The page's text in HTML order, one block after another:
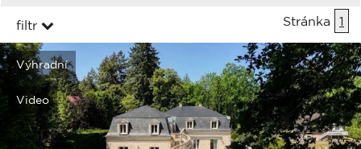
filtr Stránka 1
Výhradní
Video